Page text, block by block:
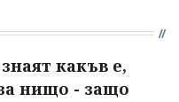
какъв е,
нищо - защо